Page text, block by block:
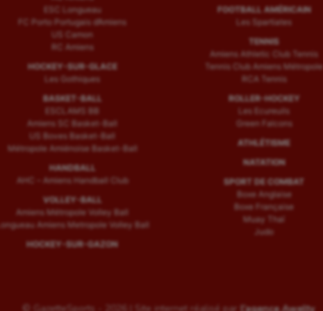
ESC Longueau
FC Porto Portugais d’Amiens
US Camon
RC Amiens
HOCKEY-SUR-GLACE
Les Gothiques
BASKET-BALL
ESCLAMS BB
Amiens SC Basket-Ball
US Boves Basket-Ball
Métropole Amiénoise Basket-Ball
HANDBALL
AHC – Amiens Handball Club
VOLLEY-BALL
Amiens Métropole Volley Ball
Longueau Amiens Metropole Volley Ball
HOCKEY-SUR-GAZON
FOOTBALL AMÉRICAIN
Les Spartiates
TENNIS
Amiens Athletic Club Tennis
Tennis Club Amiens Métropole
RCA Tennis
ROLLER-HOCKEY
Les Ecureuils
Green Falcons
ATHLÉTISME
NATATION
SPORT DE COMBAT
Boxe Anglaise
Boxe Française
Muay Thaï
Judo